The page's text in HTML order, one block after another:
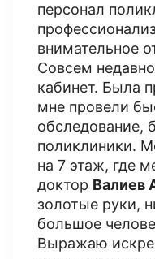
персонал
внимательное
Совсем
кабинет. Была
мне провели
обследование,
поликлиники.
на 7 этаж, где
доктор Валиев
золотые руки,
большое
Выражаю